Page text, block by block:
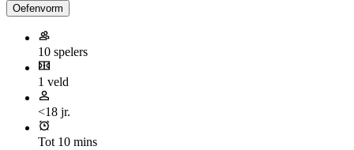
Oefenvorm
10 spelers
1 veld
<18 jr.
Tot 10 mins